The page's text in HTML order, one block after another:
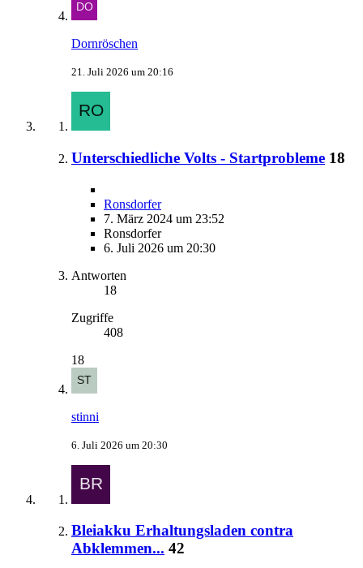
Dornröschen
21. Juli 2026 um 20:16
Unterschiedliche Volts - Startprobleme 18
Ronsdorfer
7. März 2024 um 23:52
Ronsdorfer
6. Juli 2026 um 20:30
Antworten
18
Zugriffe
408
18
stinni
6. Juli 2026 um 20:30
Bleiakku Erhaltungsladen contra
Abklemmen... 42